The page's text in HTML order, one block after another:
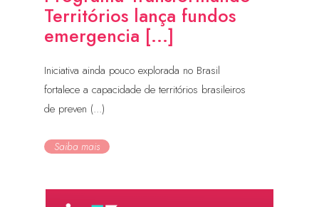
Territórios lança fundos
emergencia [...]
Iniciativa ainda pouco explorada no Brasil
fortalece a capacidade de territórios brasileiros
de preven (...)
Saiba mais